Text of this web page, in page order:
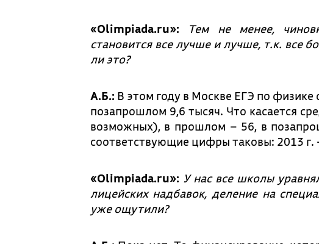
«Olimpiada.ru»:
Тем не менее,
становится все лучше и лучше, т.к. все
ли это?
А.Б.: В этом году в Москве ЕГЭ по физике
позапрошлом 9,6 тысяч. Что касается
возможных), в прошлом – 56, в
соответствующие цифры таковы: 2013 г.
«Olimpiada.ru»: У нас все школы
лицейских надбавок, деление на
уже ощутили?